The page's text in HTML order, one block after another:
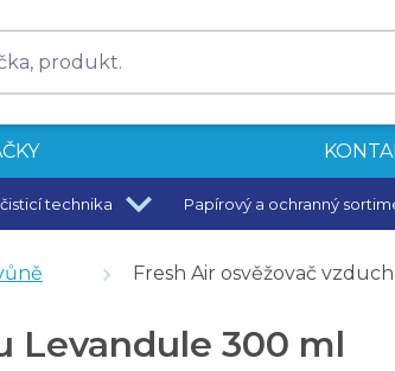
technika Papírový a ochranný
skvrn 750 g
Fresh Air osvěžovač
Levandule 300 ml